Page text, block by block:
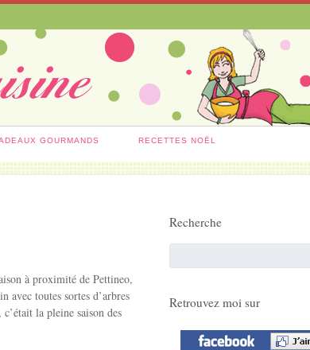
GOURMANDS RECETTES NOËL
à proximité de Pettineo,
avec toutes sortes d’arbres
la pleine saison des
Recherche
Retrouvez moi sur